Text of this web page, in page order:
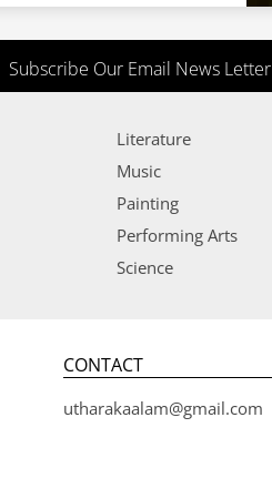
Subscribe Our Email News Letter
Literature
Music
Painting
Performing Arts
Science
CONTACT
utharakaalam@gmail.com